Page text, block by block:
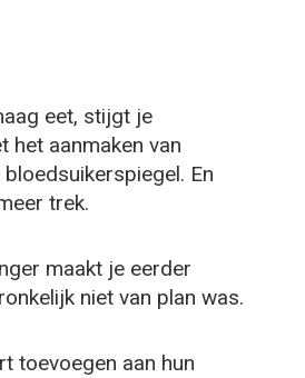
eet, stijgt je
het aanmaken van
En
trek.
maakt je eerder
niet van plan was.
toevoegen aan hun